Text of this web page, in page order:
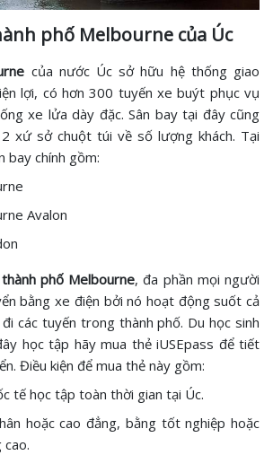
phố Melbourne của Úc
của nước Úc sở hữu hệ thống giao
lợi, có hơn 300 tuyến xe buýt phục vụ
xe lửa dày đặc. Sân bay tại đây cũng
xứ sở chuột túi về số lượng khách. Tại
bay chính gồm:
Avalon
thành phố Melbourne, đa phần mọi người
bằng xe điện bởi nó hoạt động suốt cả
các tuyến trong thành phố. Du học sinh
học tập hãy mua thẻ iUSEpass để tiết
Điều kiện để mua thẻ này gồm:
tế học tập toàn thời gian tại Úc.
hoặc cao đẳng, bằng tốt nghiệp hoặc